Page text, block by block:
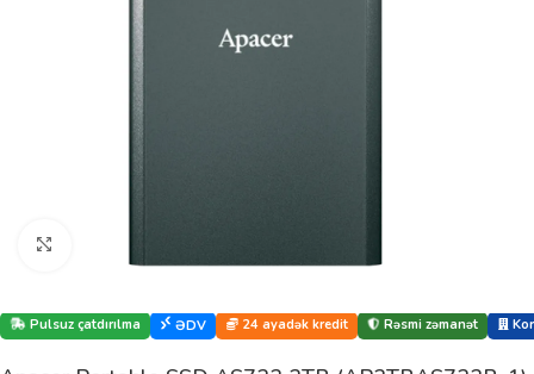
Pulsuz çatdırılma ƏDV 24 ayadək kredit Rəsmi zəmanət